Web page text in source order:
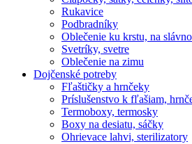
Rukavice
Podbradníky
Oblečenie ku krstu, na
Svetríky, svetre
Oblečenie na zimu
Dojčenské potreby
Fľaštičky a hrnčeky
Príslušenstvo k fľašiam,
Termoboxy, termosky
Boxy na desiatu, sáčky
Ohrievace lahvi, sterilizatory